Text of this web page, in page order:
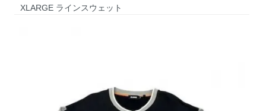
XLARGE ラインスウェット